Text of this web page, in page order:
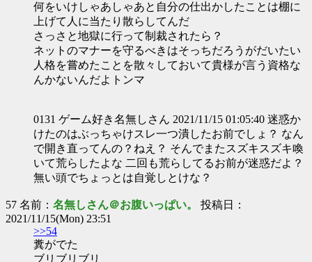
何をいけしゃあしゃあと自分の仕出かしたことは棚に
上げて人に当たり散らしてんだ
さっさと地獄に行って制裁されたら？
ネットのマナーを守るべきはそっちだろうがだいたい
人格を嘗めたことを散々しておいて貴様が言う資格な
んかないんだよトンマ
0131 ゲーム好き名無しさん 2021/11/15 01:05:40 迷惑か
けたのはぶっちゃけスレ一つ潰したお前でしょ？ なん
で開き直ってんの？ねえ？ そんでまたスズキスズキ喚
いて荒らしたよな 二回も荒らしてるお前が迷惑だよ？
無い頭でちょっとは自覚しとけな？
57 名前： 名無しさん＠お腹いっぱい。 投稿日：
2021/11/15(Mon) 23:51
>>54
糞がでた
ブリブリブリ